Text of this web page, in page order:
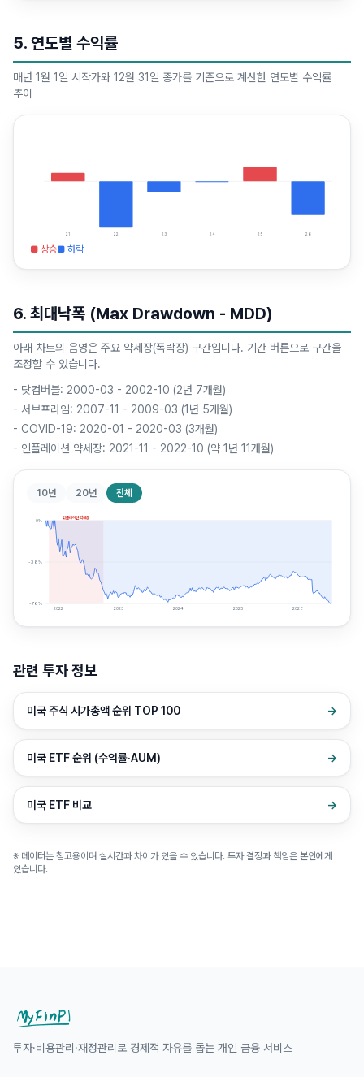
5. 연도별 수익률
매년 1월 1일 시작가와 12월 31일 종가를 기준으로 계산한 연도별 수익률
추이
21 22 23 24 25 26
■ 상승■ 하락
6. 최대낙폭 (Max Drawdown - MDD)
아래 차트의 음영은 주요 약세장(폭락장) 구간입니다. 기간 버튼으로 구간을
조정할 수 있습니다.
- 닷컴버블: 2000-03 - 2002-10 (2년 7개월)
- 서브프라임: 2007-11 - 2009-03 (1년 5개월)
- COVID-19: 2020-01 - 2020-03 (3개월)
- 인플레이션 약세장: 2021-11 - 2022-10 (약 1년 11개월)
10년 20년 전체
인플레이션 약세장
0%
-38%
-76%
2022 2023 2024 2025 2026
관련 투자 정보
미국 주식 시가총액 순위 TOP 100 →
미국 ETF 순위 (수익률·AUM) →
미국 ETF 비교 →
※ 데이터는 참고용이며 실시간과 차이가 있을 수 있습니다. 투자 결정과 책임은 본인에게
있습니다.
투자·비용관리·재정관리로 경제적 자유를 돕는 개인 금융 서비스